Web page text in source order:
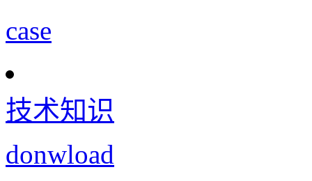
case
技术知识
donwload